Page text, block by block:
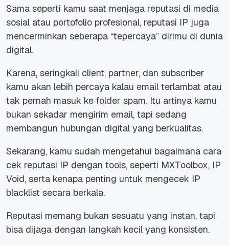
Sama seperti kamu saat menjaga reputasi di media
sosial atau portofolio profesional, reputasi IP juga
mencerminkan seberapa “tepercaya” dirimu di dunia
digital.
Karena, seringkali client, partner, dan subscriber
kamu akan lebih percaya kalau email terlambat atau
tak pernah masuk ke folder spam. Itu artinya kamu
bukan sekadar mengirim email, tapi sedang
membangun hubungan digital yang berkualitas.
Sekarang, kamu sudah mengetahui bagaimana cara
cek reputasi IP dengan tools, seperti MXToolbox, IP
Void, serta kenapa penting untuk mengecek IP
blacklist secara berkala.
Reputasi memang bukan sesuatu yang instan, tapi
bisa dijaga dengan langkah kecil yang konsisten.